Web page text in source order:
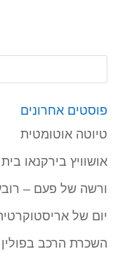
פוסטים אחרונים
טיוטה אוטומטית
אושוויץ בירקנאו
ורשה של פעם –
יום של
השכרת הרכב בפולין